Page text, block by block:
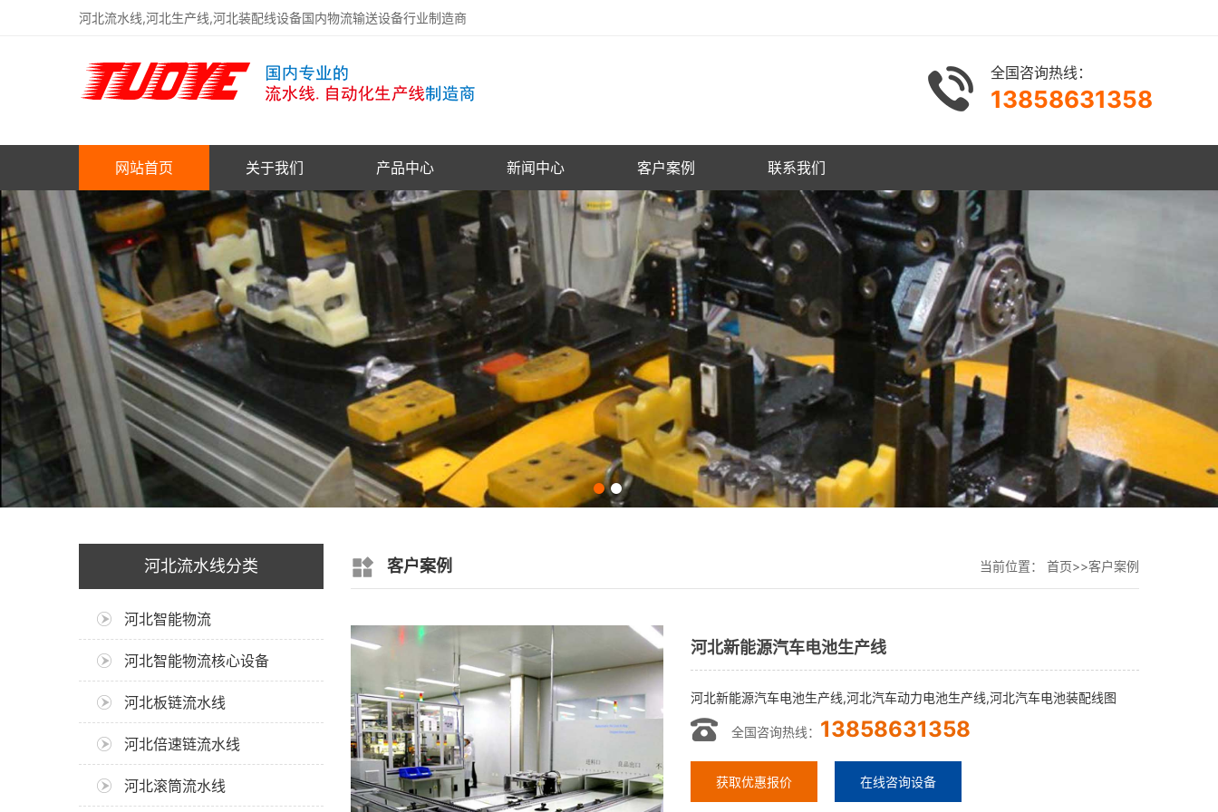
河北流水线,河北生产线,河北装配线设备国内物流输送设备行业制造商
全国咨询热线：
13858631358
网站首页 关于我们 产品中心 新闻中心 客户案例 联系我们
河北流水线分类
河北智能物流
河北智能物流核心设备
河北板链流水线
河北倍速链流水线
河北滚筒流水线
客户案例 当前位置： 首页>>客户案例
河北新能源汽车电池生产线
河北新能源汽车电池生产线,河北汽车动力电池生产线,河北汽车电池装配线图
全国咨询热线： 13858631358
获取优惠报价 在线咨询设备